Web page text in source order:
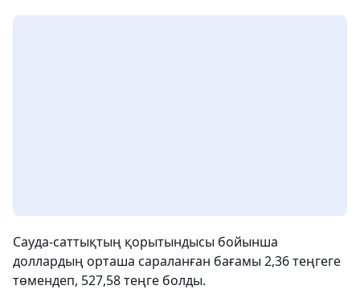
Сауда-саттықтың қорытындысы бойынша
доллардың орташа сараланған бағамы 2,36 теңгеге
төмендеп, 527,58 теңге болды.